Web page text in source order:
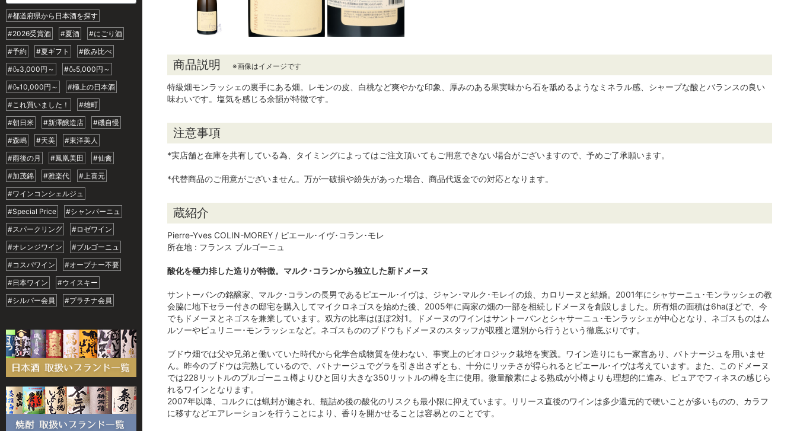
#都道府県から日本酒を探す
#2026受賞酒
#夏酒
#にごり酒
#予約
#夏ギフト
#飲み比べ
#🍶3,000円～
#🍶5,000円～
#🍶10,000円～
#極上の日本酒
#これ買いました！
#雄町
#朝日米
#新澤醸造店
#磯自慢
#森嶋
#天美
#東洋美人
#雨後の月
#鳳凰美田
#仙禽
#加茂錦
#雅楽代
#上喜元
#ワインコンシェルジュ
#Special Price
#シャンパーニュ
#スパークリング
#ロゼワイン
#オレンジワイン
#ブルゴーニュ
#コスパワイン
#オープナー不要
#日本ワイン
#ウイスキー
#シルバー会員
#プラチナ会員
商品説明 ※画像はイメージです
特級畑モンラッシェの裏手にある畑。レモンの皮、白桃など爽やかな印象、厚みのある果実味から石を舐めるようなミネラル感、シャープな酸とバランスの良い
味わいです。塩気を感じる余韻が特徴です。
注意事項
*実店舗と在庫を共有している為、タイミングによってはご注文頂いてもご用意できない場合がございますので、予めご了承願います。
*代替商品のご用意がございません。万が一破損や紛失があった場合、商品代返金での対応となります。
蔵紹介
Pierre-Yves COLIN-MOREY / ピエール･イヴ･コラン･モレ
所在地 : フランス ブルゴーニュ
酸化を極力排した造りが特徴。マルク･コランから独立した新ドメーヌ
サントーバンの銘醸家、マルク･コランの長男であるピエール･イヴは、ジャン･マルク･モレイの娘、カロリーヌと結婚。2001年にシャサーニュ･モンラッシェの教
会脇に地下セラー付きの邸宅を購入してマイクロネゴスを始めた後、2005年に両家の畑の一部を相続しドメーヌを創設しました。所有畑の面積は6haほどで、今
でもドメーヌとネゴスを兼業しています。双方の比率はほぼ2対1。ドメーヌのワインはサントーバンとシャサーニュ･モンラッシェが中心となり、ネゴスものはム
ルソーやピュリニー･モンラッシェなど。ネゴスもののブドウもドメーヌのスタッフが収穫と選別から行うという徹底ぶりです。
ブドウ畑では父や兄弟と働いていた時代から化学合成物質を使わない、事実上のビオロジック栽培を実践。ワイン造りにも一家言あり、バトナージュを用いませ
ん。昨今のブドウは完熟しているので、バトナージュでグラを引き出さずとも、十分にリッチさが得られるとピエール･イヴは考えています。また、このドメーヌ
では228リットルのブルゴーニュ樽よりひと回り大きな350リットルの樽を主に使用。微量酸素による熟成が小樽よりも理想的に進み、ピュアでフィネスの感じら
れるワインとなります。
2007年以降、コルクには蝋封が施され、瓶詰め後の酸化のリスクも最小限に抑えています。リリース直後のワインは多少還元的で硬いことが多いものの、カラフ
に移すなどエアレーションを行うことにより、香りを開かせることは容易とのことです。